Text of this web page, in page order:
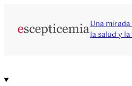
contenido
Una
la salud y